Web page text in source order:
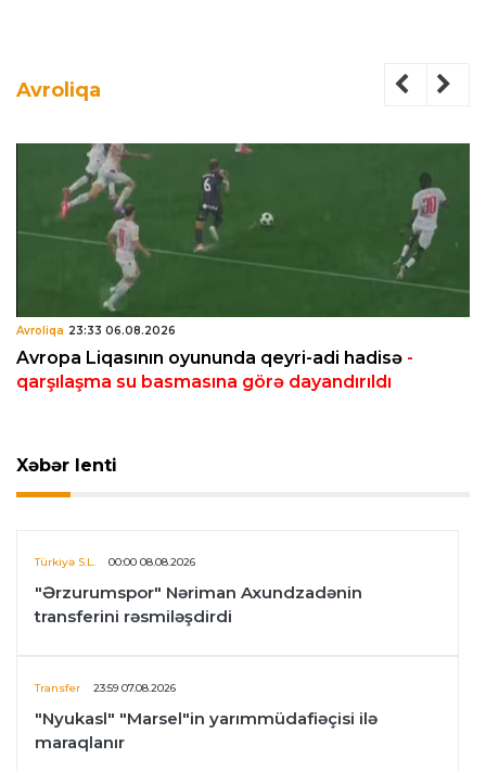
Avroliqa
Avroliqa 23:33 06.08.2026
Avropa Liqasının oyununda qeyri-adi hadisə -
qarşılaşma su basmasına görə dayandırıldı
Xəbər lenti
Türkiyə S.L. 00:00 08.08.2026
"Ərzurumspor" Nəriman Axundzadənin
transferini rəsmiləşdirdi
Transfer 23:59 07.08.2026
"Nyukasl" "Marsel"in yarımmüdafiəçisi ilə
maraqlanır